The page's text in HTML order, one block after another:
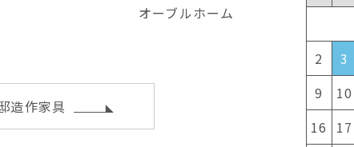
オーブルホーム
造作家具
2
3
9
10
16
17